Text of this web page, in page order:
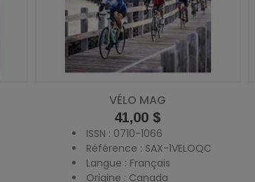
VÉLO MAG
Prix
41,00 $
ISSN : 0710-1066
Référence : SAX-1VELOQC
Langue : Français
Origine : Canada